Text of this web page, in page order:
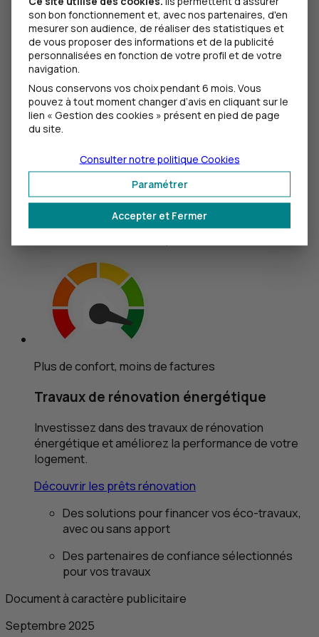
Prêt Multiprojets travaux
Le prêt pour vos travaux
son logement.
Découvrir le Prêt Multiprojets travaux
Plafond de 50 000 €
Plus de confort, moins de factures
Travaux de rénovation énergétique
Investissez dans des travaux de rénovation
énergétique et améliorez la performance de votre
logement.
Découvrir les prêts rénovation
Des solutions pour financer vos éco-travaux,
avec ou sans apport
Des partenaires de confiance sélectionnés
pour vos travaux
Document à caractère publicitaire
Septembre 2025
son bon fonctionnement et, avec nos partenaires, d'en
mesurer son audience, de réaliser des statistiques et
de vous proposer des informations et de la publicité
personnalisées en fonction de votre profil et de votre
navigation.
Nous conservons vos choix pendant 6 mois. Vous
pouvez à tout moment changer d’avis en cliquant sur le
lien « Gestion des cookies » présent en pied de page
du site.
Accepter et Fermer
Paramétrer
Consulter notre politique Cookies